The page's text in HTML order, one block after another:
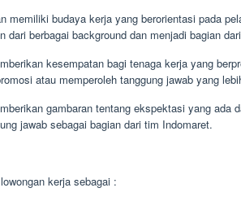
memiliki budaya kerja yang berorientasi pada
dari berbagai background dan menjadi bagian
kesempatan bagi tenaga kerja yang
atau memperoleh tanggung jawab yang
gambaran tentang ekspektasi yang
jawab sebagai bagian dari tim Indomaret.
kerja sebagai :